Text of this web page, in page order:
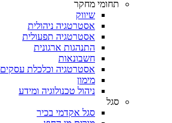
תחומי מחקר
שיווק
אסטרטגיה ניהולית
אסטרטגיה תפעולית
התנהגות ארגונית
חשבונאות
אסטרטגיה וכלכלת עסקים
מימון
ניהול טכנולוגיה ומידע
סגל
סגל אקדמי בכיר